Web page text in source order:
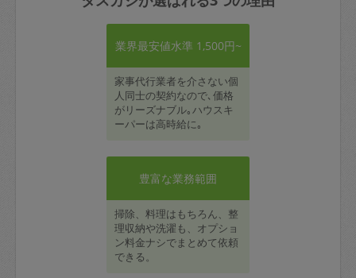
業界最安値水準 1,500円~
家事代行業者を介さない個
人同士の契約なので､価格
がリーズナブル｡ハウスキ
ーパーは高時給に｡
豊富な業務範囲
掃除、料理はもちろん、整
理収納や洗濯も、オプショ
ン料金ナシでまとめて依頼
できる。